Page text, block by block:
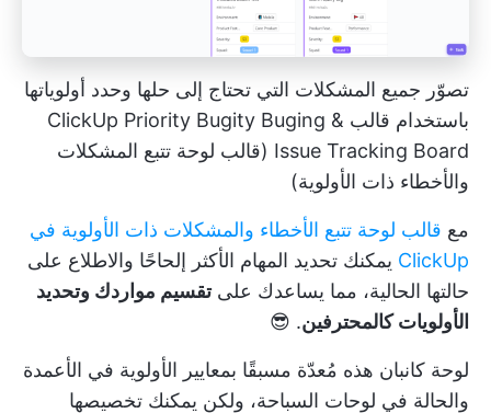
تصوّر جميع المشكلات التي تحتاج إلى حلها وحدد أولوياتها
باستخدام قالب ClickUp Priority Bugity Buging &
Issue Tracking Board (قالب لوحة تتبع المشكلات
والأخطاء ذات الأولوية)
مع قالب لوحة تتبع الأخطاء والمشكلات ذات الأولوية في
ClickUp يمكنك تحديد المهام الأكثر إلحاحًا والاطلاع على
حالتها الحالية، مما يساعدك علىتقسيم مواردك وتحديد
الأولويات كالمحترفين. 😎
لوحة كانبان هذه مُعدّة مسبقًا بمعايير الأولوية في الأعمدة
والحالة في لوحات السباحة، ولكن يمكنك تخصيصها